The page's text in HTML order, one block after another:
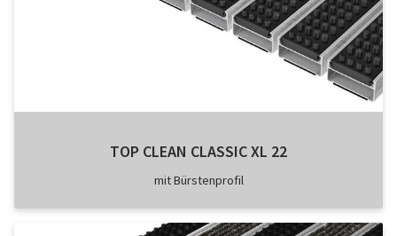
TOP CLEAN CLASSIC XL 22
mit Bürstenprofil